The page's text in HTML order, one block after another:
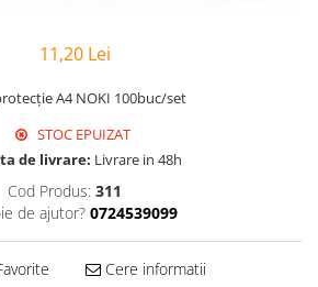
11,20 Lei
A4 NOKI 100buc/set
STOC EPUIZAT
de livrare: Livrare in 48h
Cod Produs: 311
de ajutor? 0724539099
Cere informatii